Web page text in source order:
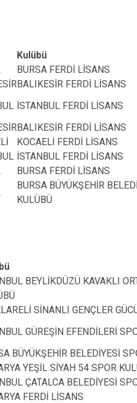
Kulübü
BURSA FERDİ LİSANS
BALIKESİR FERDİ LİSANS
İSTANBUL FERDİ LİSANS
BALIKESİR FERDİ LİSANS
KOCAELİ FERDİ LİSANS
İSTANBUL FERDİ LİSANS
BURSA FERDİ LİSANS
BURSA BÜYÜKŞEHİR
KULÜBÜ
BEYLİKDÜZÜ KAVAKLI
SİNANLI GENÇLER
GÜREŞİN EFENDİLERİ
BÜYÜKŞEHİR BELEDİYESİ
YEŞİL SİYAH 54 SPOR
ÇATALCA BELEDİYESİ
FERDİ LİSANS